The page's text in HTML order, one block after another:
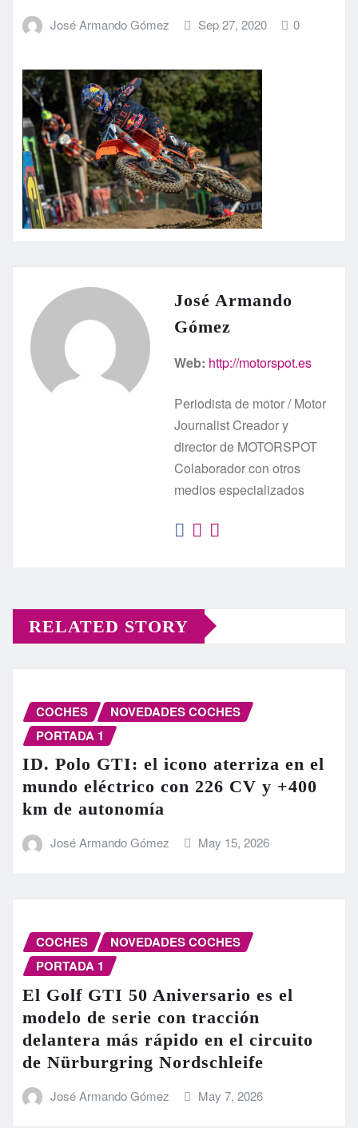
José Armando Gómez Sep 27, 2020 0
José Armando
Gómez
Web: http://motorspot.es
Periodista de motor / Motor
Journalist Creador y
director de MOTORSPOT
Colaborador con otros
medios especializados
RELATED STORY
COCHES
NOVEDADES COCHES
PORTADA 1
ID. Polo GTI: el icono aterriza en el
mundo eléctrico con 226 CV y +400
km de autonomía
José Armando Gómez May 15, 2026
COCHES
NOVEDADES COCHES
PORTADA 1
El Golf GTI 50 Aniversario es el
modelo de serie con tracción
delantera más rápido en el circuito
de Nürburgring Nordschleife
José Armando Gómez May 7, 2026